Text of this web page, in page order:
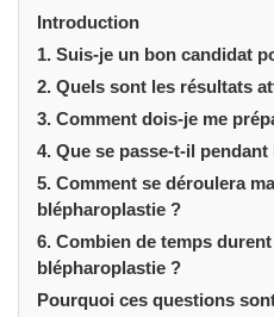
Introduction
1. Suis-je un bon candidat
2. Quels sont les résultats
3. Comment dois-je me
4. Que se passe-t-il
5. Comment se déroulera
blépharoplastie ?
6. Combien de temps
blépharoplastie ?
Pourquoi ces questions